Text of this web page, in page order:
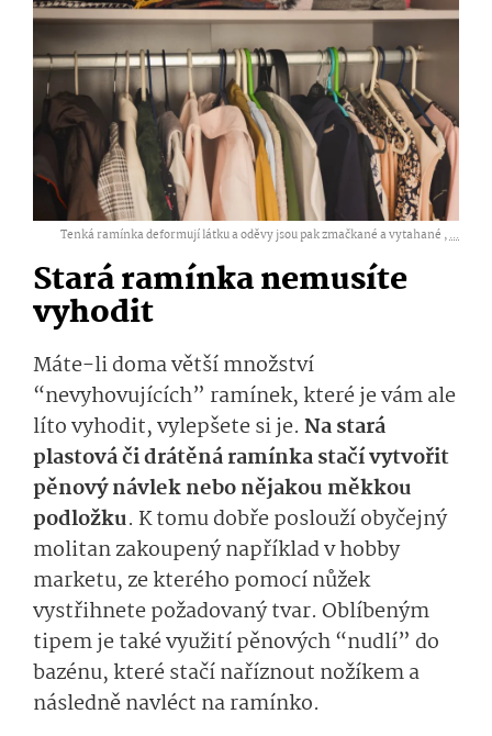
Tenká ramínka deformují látku a oděvy jsou pak zmačkané a vytahané ,...
Stará ramínka nemusíte
vyhodit
Máte-li doma větší množství
“nevyhovujících” ramínek, které je vám ale
líto vyhodit, vylepšete si je. Na stará
plastová či drátěná ramínka stačí vytvořit
pěnový návlek nebo nějakou měkkou
podložku. K tomu dobře poslouží obyčejný
molitan zakoupený například v hobby
marketu, ze kterého pomocí nůžek
vystřihnete požadovaný tvar. Oblíbeným
tipem je také využití pěnových “nudlí” do
bazénu, které stačí naříznout nožíkem a
následně navléct na ramínko.